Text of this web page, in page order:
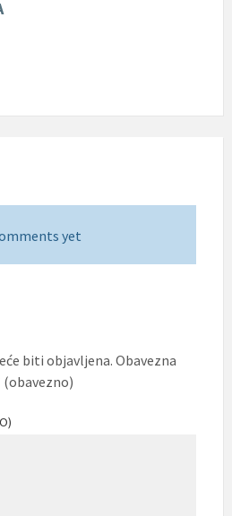
yet
biti objavljena. Obavezna
(obavezno)